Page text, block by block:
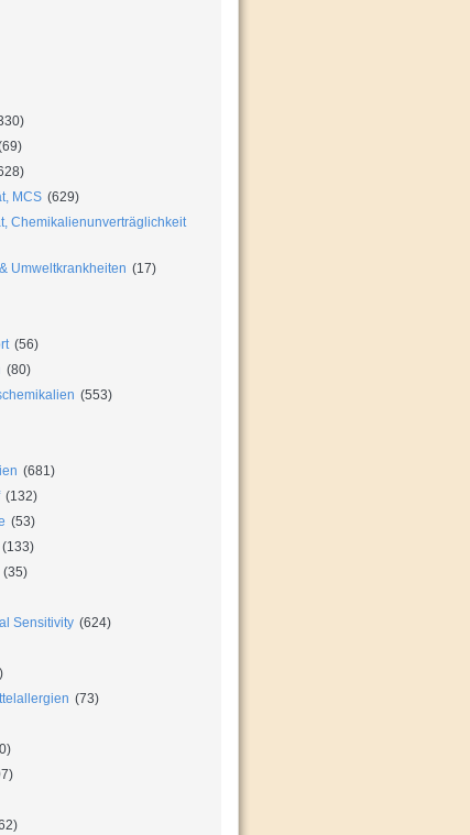
MCS (629)
Chemikalienunverträglichkeit
Umweltkrankheiten (17)
(56)
(80)
(553)
(681)
(132)
(53)
(133)
(35)
Sensitivity (624)
(73)